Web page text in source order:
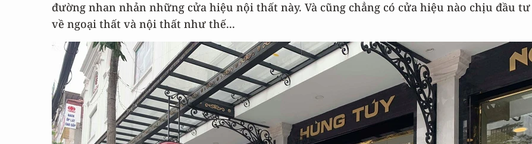
đường nhan nhản những cửa hiệu nội thất này. Và cũng chẳng có cửa hiệu nào chịu đầu tư
về ngoại thất và nội thất như thế...